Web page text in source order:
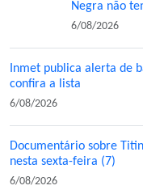
Negra não
6/08/2026
Inmet publica alerta de
confira a lista
6/08/2026
Documentário sobre
nesta sexta-feira (7)
6/08/2026